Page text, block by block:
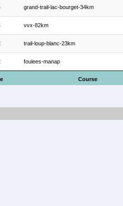
Course
grand-trail-lac-bourget-34km
vvx-82km
trail-loup-blanc-23km
foulees-manap